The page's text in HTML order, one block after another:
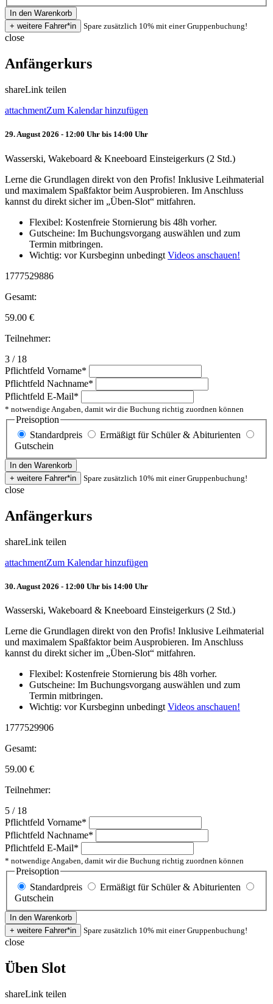
Spare zusätzlich 10% mit einer Gruppenbuchung!
close
Anfängerkurs
shareLink teilen
attachmentZum Kalendar hinzufügen
29. August 2026 - 12:00 Uhr bis 14:00 Uhr
Wasserski, Wakeboard & Kneeboard Einsteigerkurs (2 Std.)
Lerne die Grundlagen direkt von den Profis! Inklusive Leihmaterial
und maximalem Spaßfaktor beim Ausprobieren. Im Anschluss
kannst du direkt sicher im „Üben-Slot“ mitfahren.
Flexibel: Kostenfreie Stornierung bis 48h vorher.
Gutscheine: Im Buchungsvorgang auswählen und zum
Termin mitbringen.
Wichtig: vor Kursbeginn unbedingt Videos anschauen!
1777529886
Gesamt:
59.00 €
Teilnehmer:
3 / 18
Pflichtfeld Vorname*
Pflichtfeld Nachname*
Pflichtfeld E-Mail*
* notwendige Angaben, damit wir die Buchung richtig zuordnen können
Preisoption
Standardpreis
Ermäßigt für Schüler & Abiturienten
Gutschein
Spare zusätzlich 10% mit einer Gruppenbuchung!
close
Anfängerkurs
shareLink teilen
attachmentZum Kalendar hinzufügen
30. August 2026 - 12:00 Uhr bis 14:00 Uhr
Wasserski, Wakeboard & Kneeboard Einsteigerkurs (2 Std.)
Lerne die Grundlagen direkt von den Profis! Inklusive Leihmaterial
und maximalem Spaßfaktor beim Ausprobieren. Im Anschluss
kannst du direkt sicher im „Üben-Slot“ mitfahren.
Flexibel: Kostenfreie Stornierung bis 48h vorher.
Gutscheine: Im Buchungsvorgang auswählen und zum
Termin mitbringen.
Wichtig: vor Kursbeginn unbedingt Videos anschauen!
1777529906
Gesamt:
59.00 €
Teilnehmer:
5 / 18
Pflichtfeld Vorname*
Pflichtfeld Nachname*
Pflichtfeld E-Mail*
* notwendige Angaben, damit wir die Buchung richtig zuordnen können
Preisoption
Standardpreis
Ermäßigt für Schüler & Abiturienten
Gutschein
Spare zusätzlich 10% mit einer Gruppenbuchung!
close
Üben Slot
shareLink teilen